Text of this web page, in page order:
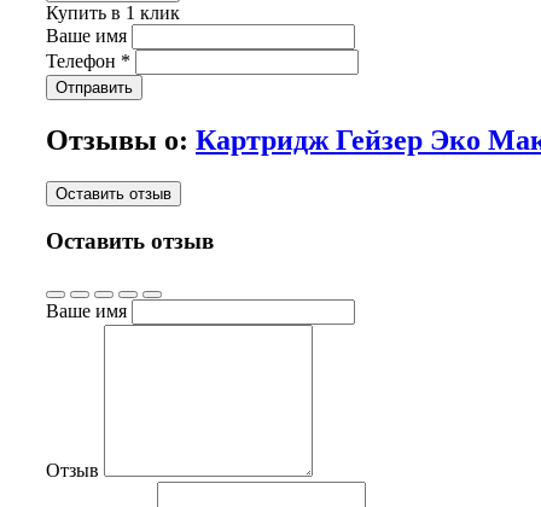
Купить в 1 клик
Ваше имя
Телефон *
Отправить
Отзывы о: Картридж Гейзер Эко
Оставить отзыв
Оставить отзыв
Ваше имя
Отзыв